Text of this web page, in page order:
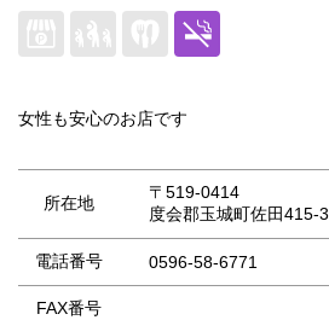
女性も安心のお店です
所在地
〒519-0414
度会郡玉城町佐田415-3
電話番号 0596-58-6771
FAX番号